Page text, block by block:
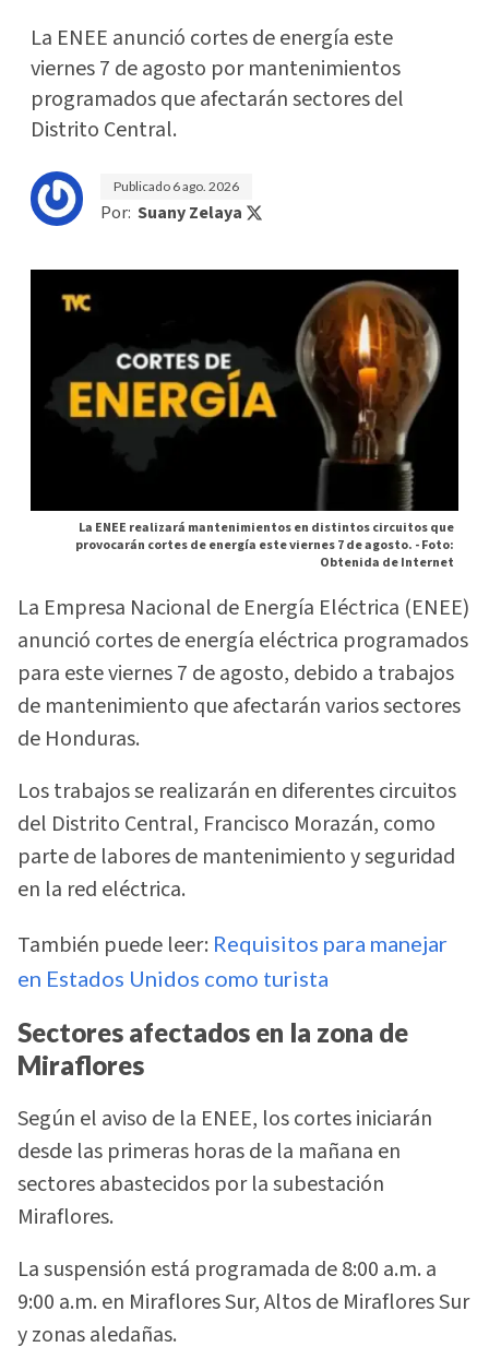
La ENEE anunció cortes de energía este
viernes 7 de agosto por mantenimientos
programados que afectarán sectores del
Distrito Central.
Publicado 6 ago. 2026
Por: Suany Zelaya
La ENEE realizará mantenimientos en distintos circuitos que
provocarán cortes de energía este viernes 7 de agosto. -Foto:
Obtenida de Internet
La Empresa Nacional de Energía Eléctrica (ENEE)
anunció cortes de energía eléctrica programados
para este viernes 7 de agosto, debido a trabajos
de mantenimiento que afectarán varios sectores
de Honduras.
Los trabajos se realizarán en diferentes circuitos
del Distrito Central, Francisco Morazán, como
parte de labores de mantenimiento y seguridad
en la red eléctrica.
También puede leer: Requisitos para manejar
en Estados Unidos como turista
Sectores afectados en la zona de
Miraflores
Según el aviso de la ENEE, los cortes iniciarán
desde las primeras horas de la mañana en
sectores abastecidos por la subestación
Miraflores.
La suspensión está programada de 8:00 a.m. a
9:00 a.m. en Miraflores Sur, Altos de Miraflores Sur
y zonas aledañas.